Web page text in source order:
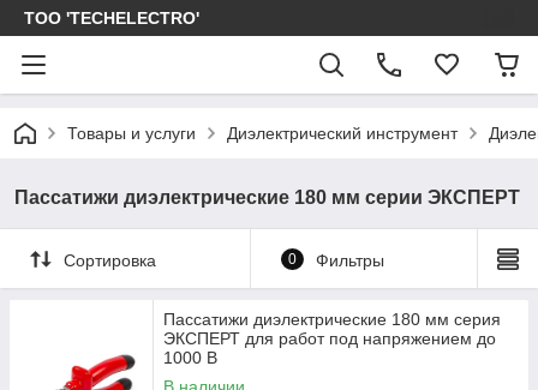
ТОО 'TECHELECTRO'
Товары и услуги Диэлектрический инструмент
Пассатижи диэлектрические 180 мм серии ЭКСПЕРТ
Сортировка 0 Фильтры
Пассатижи диэлектрические 180 мм серия
ЭКСПЕРТ для работ под напряжением до
1000 В